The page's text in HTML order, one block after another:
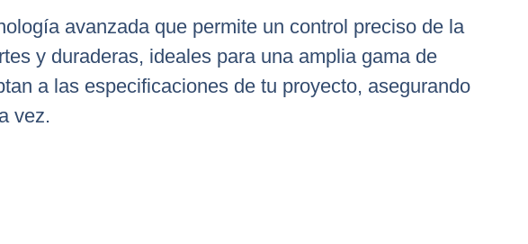
avanzada que permite un control preciso de la
y duraderas, ideales para una amplia gama de
a las especificaciones de tu proyecto, asegurando
vez.